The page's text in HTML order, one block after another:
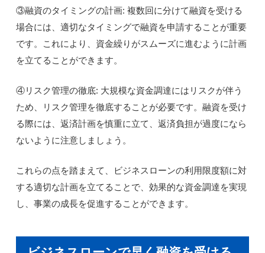
③融資のタイミングの計画: 複数回に分けて融資を受ける
場合には、適切なタイミングで融資を申請することが重要
です。これにより、資金繰りがスムーズに進むように計画
を立てることができます。
④リスク管理の徹底: 大規模な資金調達にはリスクが伴う
ため、リスク管理を徹底することが必要です。融資を受け
る際には、返済計画を慎重に立て、返済負担が過度になら
ないように注意しましょう。
これらの点を踏まえて、ビジネスローンの利用限度額に対
する適切な計画を立てることで、効果的な資金調達を実現
し、事業の成長を促進することができます。